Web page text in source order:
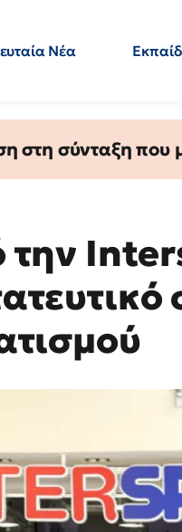
Νέα
σύνταξη που
την